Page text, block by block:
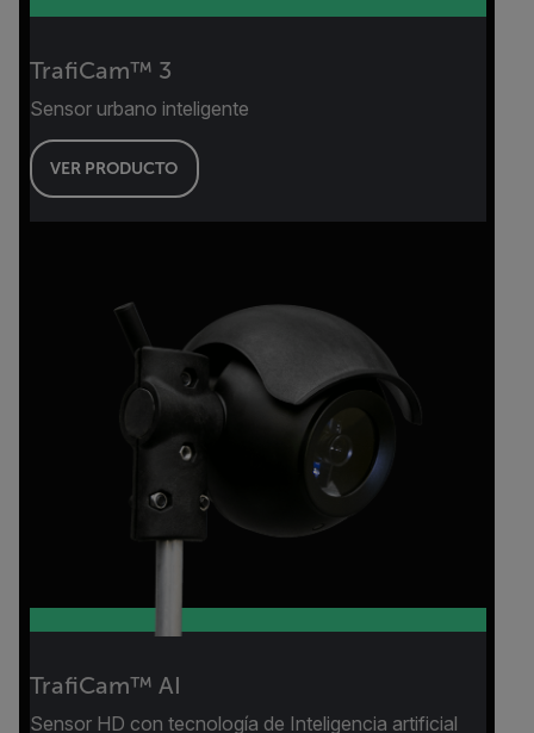
TrafiCam™ 3
Sensor urbano inteligente
VER PRODUCTO
TrafiCam™ AI
Sensor HD con tecnología de Inteligencia artificial